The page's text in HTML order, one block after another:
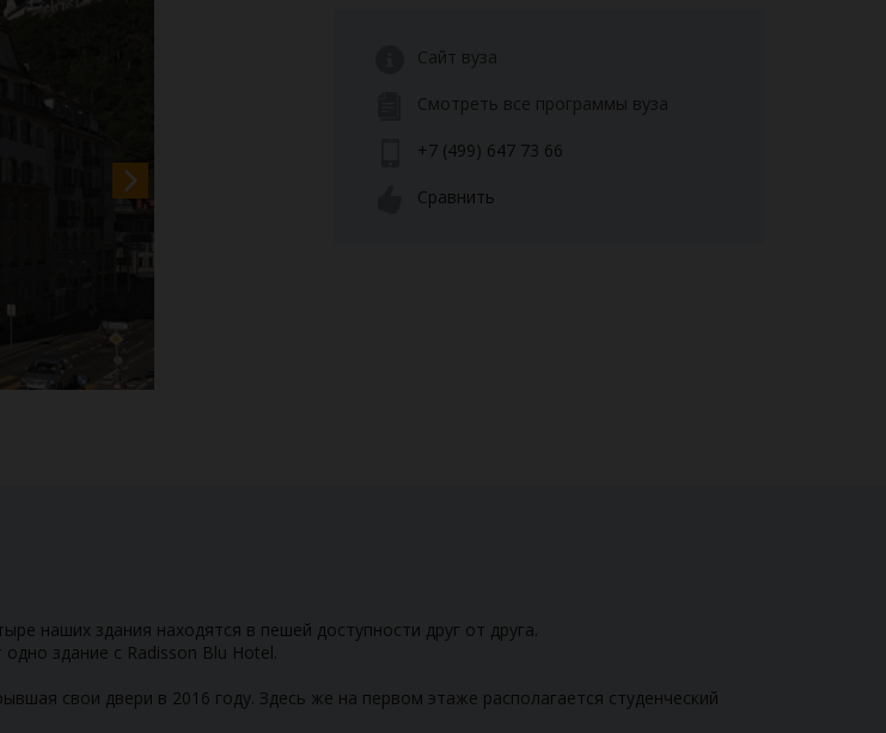
Сайт вуза
Смотреть все программы вуза
+7 (499) 647 73 66
Сравнить
наших здания находятся в пешей доступности друг от друга.
здание с Radisson Blu Hotel.
свои двери в 2016 году. Здесь же на первом этаже располагается студенческий